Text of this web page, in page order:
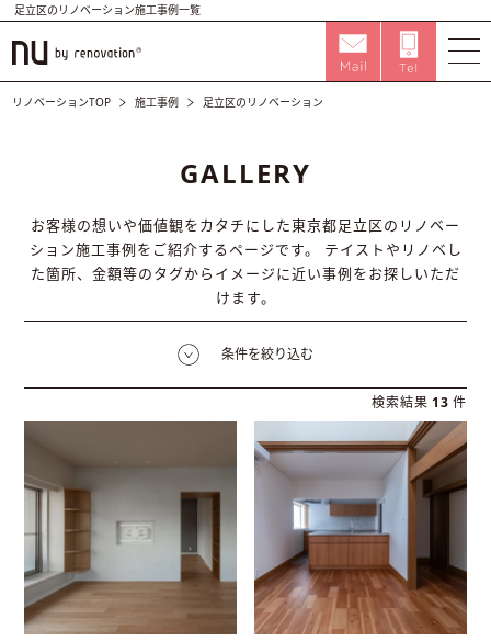
足立区のリノベーション施工事例一覧
リノベーションTOP 施工事例 足立区のリノベーション
GALLERY
お客様の想いや価値観をカタチにした東京都足立区のリノベー
ション施工事例をご紹介するページです。
テイストやリノベし
た箇所、金額等のタグからイメージに近い事例をお探しいただ
けます。
条件を絞り込む
検索結果 13 件